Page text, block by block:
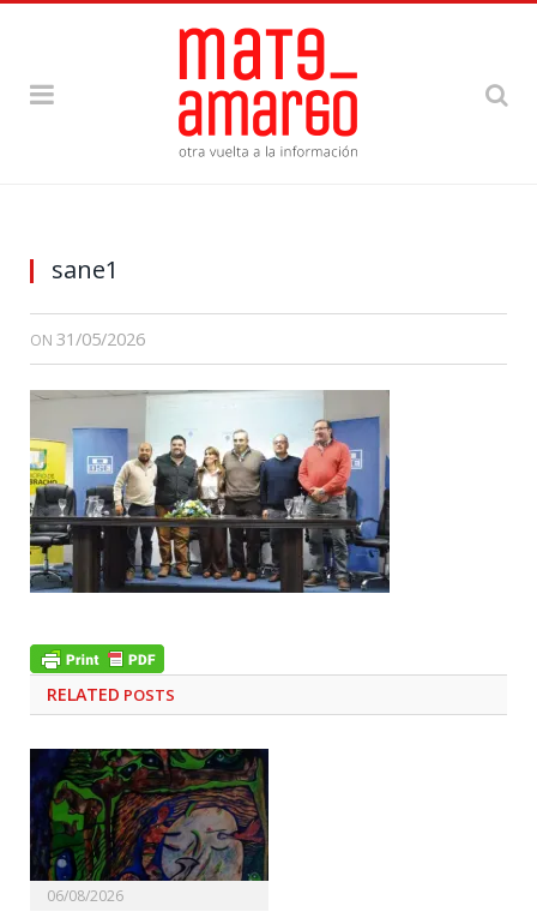
sane1
ON 31/05/2026
RELATED POSTS
06/08/2026